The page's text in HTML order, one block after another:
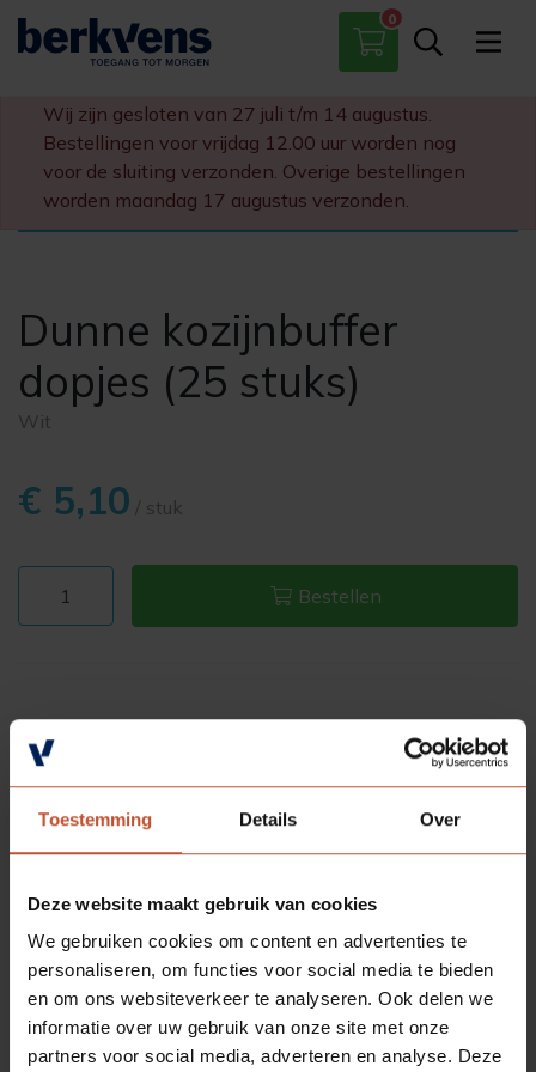
Toestemming Details Over
Deze website maakt gebruik van cookies
We gebruiken cookies om content en advertenties te
personaliseren, om functies voor social media te bieden
en om ons websiteverkeer te analyseren. Ook delen we
informatie over uw gebruik van onze site met onze
partners voor social media, adverteren en analyse. Deze
0
Paumelles
Scharnieren
Sloten
Diversen
Wij zijn gesloten van 27 juli t/m 14 augustus.
Bestellingen voor vrijdag 12.00 uur worden nog
voor de sluiting verzonden. Overige bestellingen
worden maandag 17 augustus verzonden.
Dunne kozijnbuffer
dopjes (25 stuks)
Wit
€ 5,10 / stuk
Bestellen